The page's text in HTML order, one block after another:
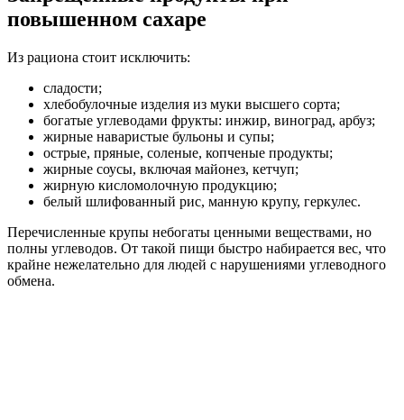
повышенном сахаре
Из рациона стоит исключить:
сладости;
хлебобулочные изделия из муки высшего сорта;
богатые углеводами фрукты: инжир, виноград, арбуз;
жирные наваристые бульоны и супы;
острые, пряные, соленые, копченые продукты;
жирные соусы, включая майонез, кетчуп;
жирную кисломолочную продукцию;
белый шлифованный рис, манную крупу, геркулес.
Перечисленные крупы небогаты ценными веществами, но
полны углеводов. От такой пищи быстро набирается вес, что
крайне нежелательно для людей с нарушениями углеводного
обмена.